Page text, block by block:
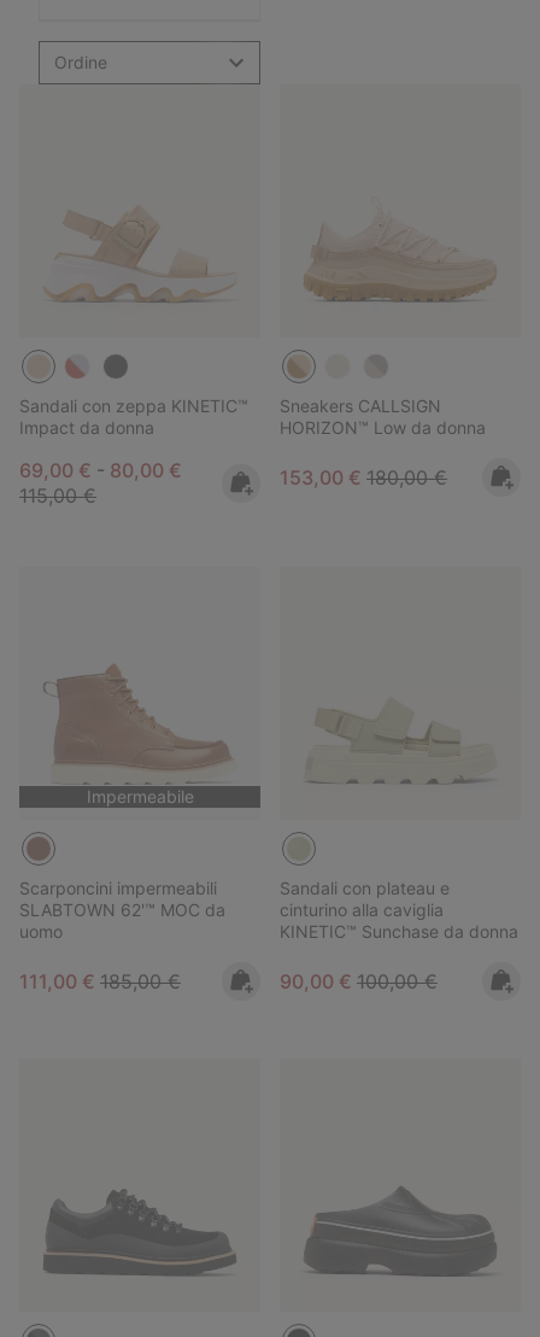
Ordine
Sandali con zeppa KINETIC™
Impact da donna
Minimum sale price:
69,00 € - Maximum sale price:
80,00 € Regular price:
115,00 €
Sneakers CALLSIGN
HORIZON™ Low da donna
Sale price:
153,00 € Regular price:
180,00 €
Impermeabile
Scarponcini impermeabili
SLABTOWN 62'™ MOC da
uomo
Sale price:
111,00 € Regular price:
185,00 €
Sandali con plateau e
cinturino alla caviglia
KINETIC™ Sunchase da donna
Sale price:
90,00 € Regular price:
100,00 €